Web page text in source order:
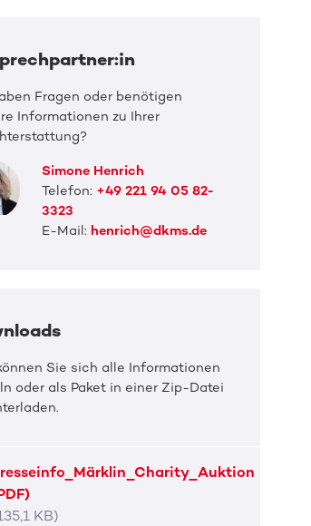
Air sei Dank!
für Betroffene in 27 Ländern
Fragen oder benötigen
Informationen zu Ihrer
Simone Henrich
Telefon: +49 221 94 05 82-
3323
E-Mail: henrich@dkms.de
Sie sich alle Informationen
oder als Paket in einer Zip-Datei
KB)